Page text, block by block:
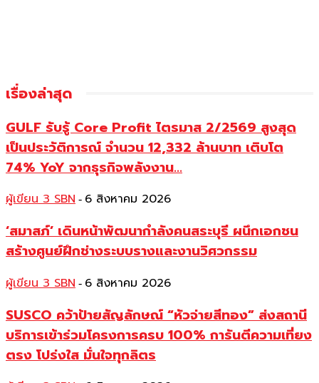
เรื่องล่าสุด
GULF รับรู้ Core Profit ไตรมาส 2/2569 สูงสุด
เป็นประวัติการณ์ จำนวน 12,332 ล้านบาท เติบโต
74% YoY จากธุรกิจพลังงาน...
ผู้เขียน 3 SBN - 6 สิงหาคม 2026
‘สมาสภ์’ เดินหน้าพัฒนากำลังคนสระบุรี ผนึกเอกชน
สร้างศูนย์ฝึกช่างระบบรางและงานวิศวกรรม
ผู้เขียน 3 SBN - 6 สิงหาคม 2026
SUSCO คว้าป้ายสัญลักษณ์ “หัวจ่ายสีทอง” ส่งสถานี
บริการเข้าร่วมโครงการครบ 100% การันตีความเที่ยง
ตรง โปร่งใส มั่นใจทุกลิตร